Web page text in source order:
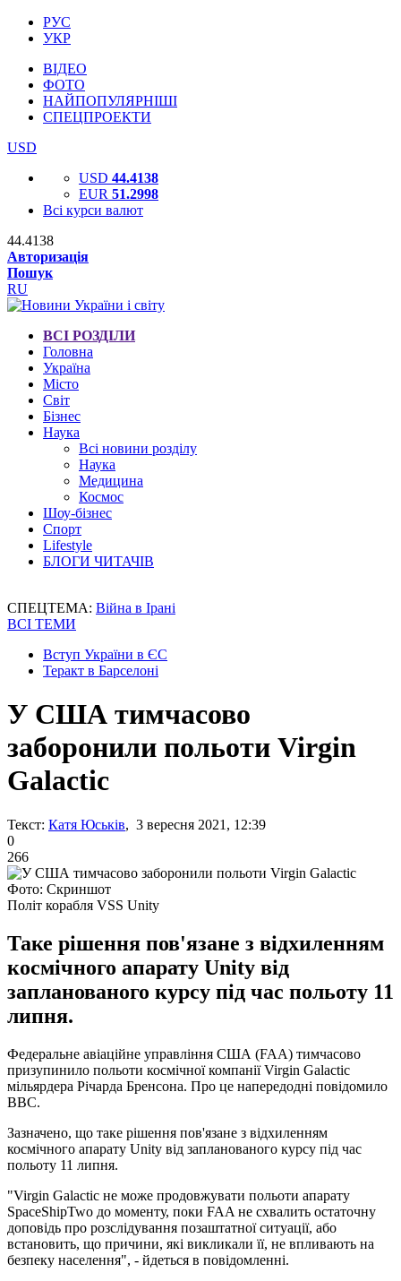
РУС
УКР
ВІДЕО
ФОТО
НАЙПОПУЛЯРНІШІ
СПЕЦПРОЕКТИ
USD
USD 44.4138
EUR 51.2998
Всі курси валют
44.4138
Авторизація
Пошук
RU
ВСІ РОЗДІЛИ
Головна
Україна
Місто
Світ
Бізнес
Наука
Всі новини розділу
Наука
Медицина
Космос
Шоу-бізнес
Спорт
Lifestyle
БЛОГИ ЧИТАЧІВ
СПЕЦТЕМА: Війна в Ірані
ВСІ ТЕМИ
Вступ України в ЄС
Теракт в Барселоні
У США тимчасово
заборонили польоти Virgin
Galactic
Текст: Катя Юськів, 3 вересня 2021, 12:39
0
266
Фото: Скриншот
Політ корабля VSS Unity
Таке рішення пов'язане з відхиленням
космічного апарату Unity від
запланованого курсу під час польоту 11
липня.
Федеральне авіаційне управління США (FAA) тимчасово
призупинило польоти космічної компанії Virgin Galactic
мільярдера Річарда Бренсона. Про це напередодні повідомило
BBC.
Зазначено, що таке рішення пов'язане з відхиленням
космічного апарату Unity від запланованого курсу під час
польоту 11 липня.
"Virgin Galactic не може продовжувати польоти апарату
SpaceShipTwo до моменту, поки FAA не схвалить остаточну
доповідь про розслідування позаштатної ситуації, або
встановить, що причини, які викликали її, не впливають на
безпеку населення", - йдеться в повідомленні.